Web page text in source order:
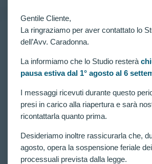
Gentile Cliente,
La ringraziamo per aver contattato lo
dell’Avv. Caradonna.
La informiamo che lo Studio resterà
pausa estiva dal 1° agosto al 6
I messaggi ricevuti durante questo
presi in carico alla riapertura e sarà
ricontattarla quanto prima.
Desideriamo inoltre rassicurarla che,
agosto, opera la sospensione feriale
processuali prevista dalla legge.
RICORSI ATTIVI,VITTORIE CONSEGUITE
“Concorso, per titoli ed esami, per la
Tenenti in servizio permanente nei Ruoli
dell’Aeronautica Militare”.
“Concorso, per titoli ed esami, per la
Tenenti in servizio permanente nei Ruoli
dell’Aeronautica Militare“. Il Tar
dall’avv. Claudia Caradonna, escluso in
CLAUDIA CARADONNA FEBBRAIO 26,